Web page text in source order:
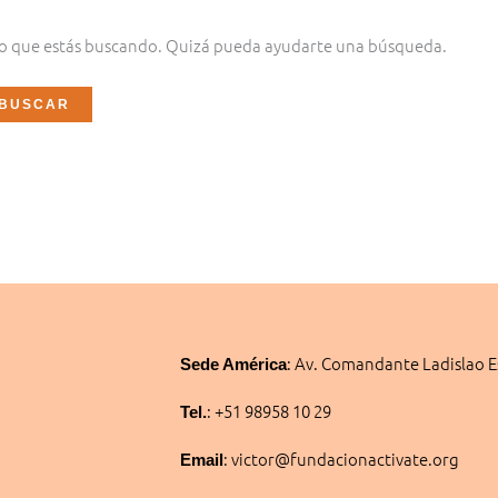
estás buscando. Quizá pueda ayudarte una búsqueda.
Sede América:Av. Comandante Ladislao
Tel.: +51 98958 10 29
Email: victor@fundacionactivate.org